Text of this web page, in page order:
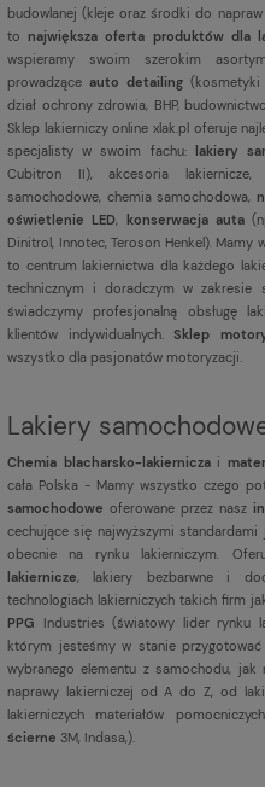
budowlanej (kleje oraz środki do napraw
tonajwiększa oferta produktów dla
wspieramy swoim szerokim
prowadząceauto detailing(kosmetyki
dział ochrony zdrowia, BHP,
Sklep lakierniczy online xlak.pl oferuje
specjalisty w swoim fachu: lakiery
Cubitron II), akcesoria
samochodowe, chemia samochodowa,
oświetlenie LED
konserwacja auta
Dinitrol, Innotec, Teroson Henkel).
to centrum lakiernictwa dla każdego
technicznym i doradczym w zakresie
świadczymy profesjonalną obsługę
klientów indywidualnych. Sklep
wszystko dla pasjonatów motoryzacji.
Lakiery
Chemia blacharsko-lakierniczai
cała Polska - Mamy wszystko czego
samochodowe oferowane przez nasz
cechujące się najwyższymi
obecnie na rynku lakierniczym.
lakiernicze , lakiery bezbarwne i
technologiach lakierniczych takich firm
PPG Industries (światowy lider rynku
którym jesteśmy w stanie
wybranego elementu z samochodu,
naprawy lakierniczej od A do Z, od
lakierniczych materiałów
ścierne 3M, Indasa,).